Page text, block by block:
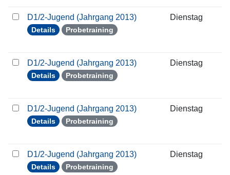
D1/2-Jugend (Jahrgang 2013)
Details Probetraining
Dienstag
D1/2-Jugend (Jahrgang 2013)
Details Probetraining
Dienstag
D1/2-Jugend (Jahrgang 2013)
Details Probetraining
Dienstag
D1/2-Jugend (Jahrgang 2013)
Details Probetraining
Dienstag